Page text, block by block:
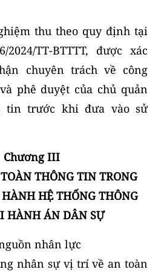
thu theo quy định tại
TT-BTTTT, được xác
chuyên trách về công
phê duyệt của chủ quản
tin trước khi đưa vào sử
Chương III
THÔNG TIN TRONG
HỆ THỐNG THÔNG
HÀNH ÁN DÂN SỰ
nhân lực
nhân sự vị trí về an toàn